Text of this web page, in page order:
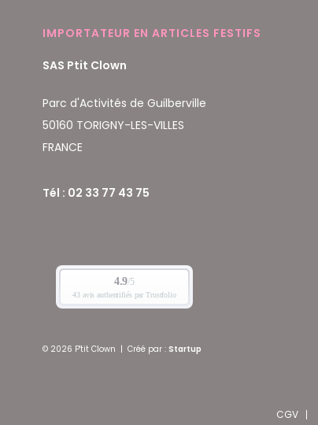
IMPORTATEUR EN ARTICLES FESTIFS
SAS Ptit Clown
Parc d'Activités de Guilberville
50160 TORIGNY-LES-VILLES
FRANCE
Tél : 02 33 77 43 75
© 2026 P'tit Clown | Créé par : Startup
CGV